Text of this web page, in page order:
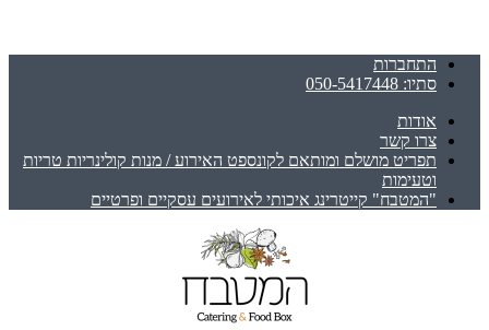
התחברות
סתיו: 050-5417448
אודות
צרו קשר
תפריט מושלם ומותאם לקונספט האירוע / מנות קולינריות טריות
וטעימות
"המטבח" קייטרינג איכותי לאירועים עסקיים ופרטיים